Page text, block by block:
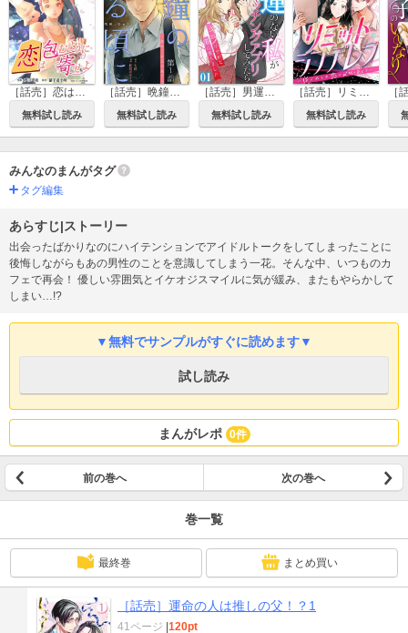
［話売］恋は包むように寄せよ
無料試し読み
［話売］晩鐘の鳴る頃に～恋はごはんの後で～
無料試し読み
［話売］男運のない私がマッチングアプリしてみたら～キラびやかな闇に堕ちました～
無料試し読み
［話売］リミットシンデレラ～はじめての恋は〆切のあとで～
無料試し読み
みんなのまんがタグ
タグ編集
あらすじ|ストーリー
出会ったばかりなのにハイテンションでアイドルトークをしてしまったことに
後悔しながらもあの男性のことを意識してしまう一花。そんな中、いつものカ
フェで再会！ 優しい雰囲気とイケオジスマイルに気が緩み、またもやらかして
しまい…!?
▼無料でサンプルがすぐに読めます▼
試し読み
まんがレポ 0件
前の巻へ 次の巻へ
巻一覧
最終巻 まとめ買い
［話売］運命の人は推しの父！？1
41ページ |120pt